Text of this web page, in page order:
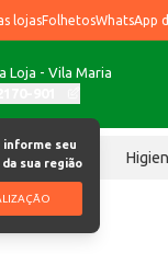
lojasFolhetosWhatsApp
Loja - Vila Maria
informe seu
sua região